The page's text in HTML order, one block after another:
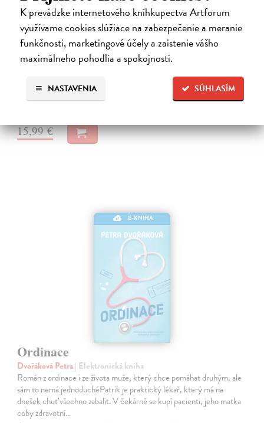
K prevádzke internetového kníhkupectva Artforum
využívame cookies slúžiace na zabezpečenie a meranie
funkčnosti, marketingové účely a zaistenie vášho
maximálneho pohodlia a spokojnosti.
SÚHLASÍM
NASTAVENIA
Systémy něhy
Šindelka Marek| Elektronická kniha
Román o křehkosti, opakování a hledání lidskosti ve světě, který
připomíná stroj Mladá pianistka Ada Fischerová má všechno, co by
mohlo působit jako začátek výjimečné kariéry. Talent, disciplínu i
směr.…
Na stiahnutie akoEPUB PDF
15,99 €
E-KNIHA
Ordinace
Dvořáková Petra| Elektronická kniha
Román z ordinace i ze života muže, který chce pomáhat druhým, ale
sám to nemá jednoduchéPatrik je praktický lékař, který má na
dnešek chuť všechno zabalit. V čekárně se kupí pacienti, jeho matka
coby zdravotní…